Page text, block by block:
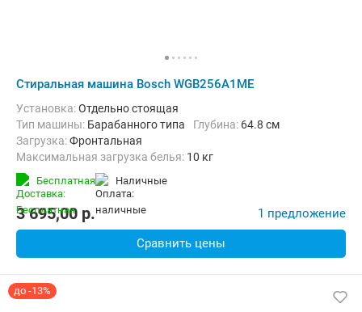
Стиральная машина Bosch WGB256A1ME
Установка:Отдельно стоящая
Тип машины: Барабанного типа Глубина: 64.8 см
загрузка:Фронтальная
Максимальная загрузка белья: 10 кг
Количество программ:
Дополнительные функции:
Безопасность: Защита от детей, Защита от протечек
Ширина:59.8 см
Бесплатная наличные
3 695,00 p. 1 предложение
Сравнить цены
до -13%